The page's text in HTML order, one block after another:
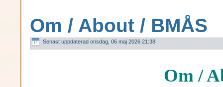
Om / About / BMÅS
Senast uppdaterad onsdag, 06 maj 2026 21:38
Om /